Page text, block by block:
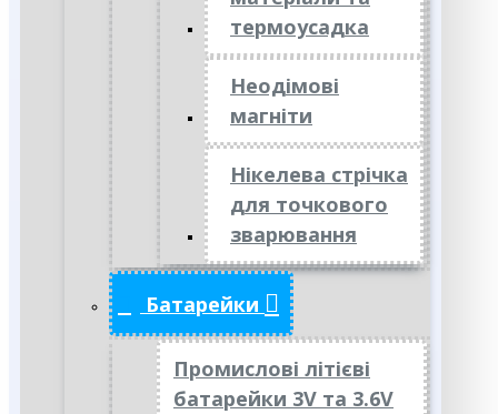
термоусадка
Неодімові
магніти
Нікелева стрічка
для точкового
зварювання
Батарейки
Промислові літієві
батарейки 3V та 3.6V